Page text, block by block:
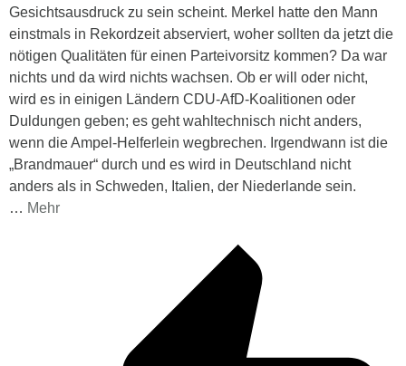
Gesichtsausdruck zu sein scheint. Merkel hatte den Mann
einstmals in Rekordzeit abserviert, woher sollten da jetzt die
nötigen Qualitäten für einen Parteivorsitz kommen? Da war
nichts und da wird nichts wachsen. Ob er will oder nicht,
wird es in einigen Ländern CDU-AfD-Koalitionen oder
Duldungen geben; es geht wahltechnisch nicht anders,
wenn die Ampel-Helferlein wegbrechen. Irgendwann ist die
„Brandmauer“ durch und es wird in Deutschland nicht
anders als in Schweden, Italien, der Niederlande sein.
… Mehr